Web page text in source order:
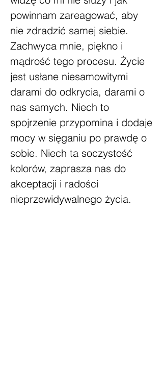
powinnam zareagować, aby
nie zdradzić samej siebie.
Zachwyca mnie, piękno i
mądrość tego procesu. Życie
jest usłane niesamowitymi
darami do odkrycia, darami o
nas samych. Niech to
spojrzenie przypomina i dodaje
mocy w sięganiu po prawdę o
sobie. Niech ta soczystość
kolorów, zaprasza nas do
akceptacji i radości
nieprzewidywalnego życia.